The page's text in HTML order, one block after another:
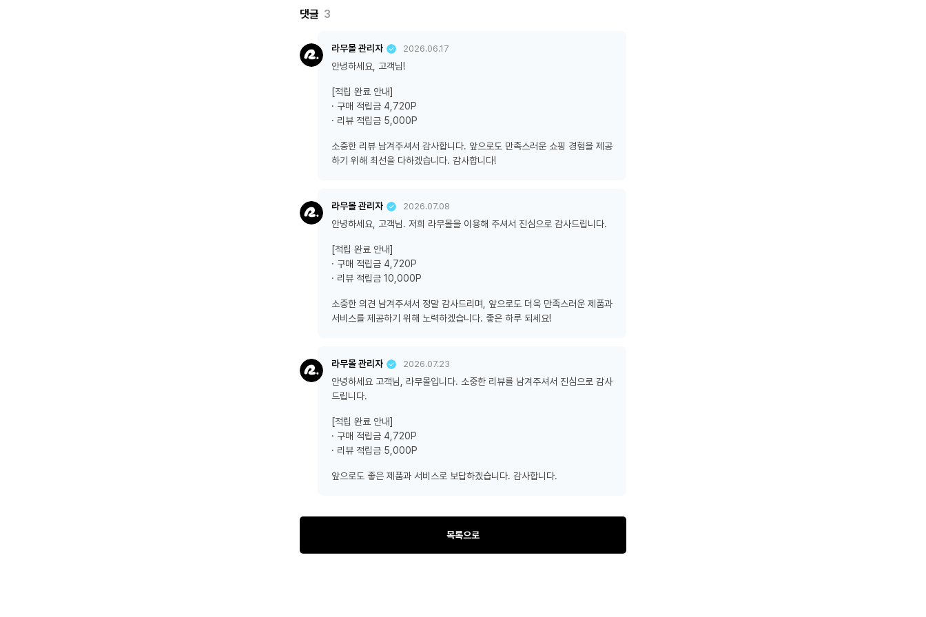
댓글 3
라무몰 관리자 2026.06.17
안녕하세요, 고객님!
[적립 완료 안내]
· 구매 적립금 4,720P
· 리뷰 적립금 5,000P
소중한 리뷰 남겨주셔서 감사합니다. 앞으로도 만족스러운 쇼핑 경험을 제공
하기 위해 최선을 다하겠습니다. 감사합니다!
라무몰 관리자 2026.07.08
안녕하세요, 고객님. 저희 라무몰을 이용해 주셔서 진심으로 감사드립니다.
[적립 완료 안내]
· 구매 적립금 4,720P
· 리뷰 적립금 10,000P
소중한 의견 남겨주셔서 정말 감사드리며, 앞으로도 더욱 만족스러운 제품과
서비스를 제공하기 위해 노력하겠습니다. 좋은 하루 되세요!
라무몰 관리자 2026.07.23
안녕하세요 고객님, 라무몰입니다. 소중한 리뷰를 남겨주셔서 진심으로 감사
드립니다.
[적립 완료 안내]
· 구매 적립금 4,720P
· 리뷰 적립금 5,000P
앞으로도 좋은 제품과 서비스로 보답하겠습니다. 감사합니다.
목록으로